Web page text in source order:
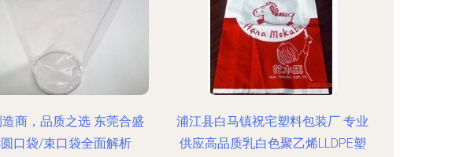
商，品质之选 东莞合盛
圆口袋/束口袋全面解析
浦江县白马镇祝宅塑料包装厂 专业
供应高品质乳白色聚乙烯LLDPE塑